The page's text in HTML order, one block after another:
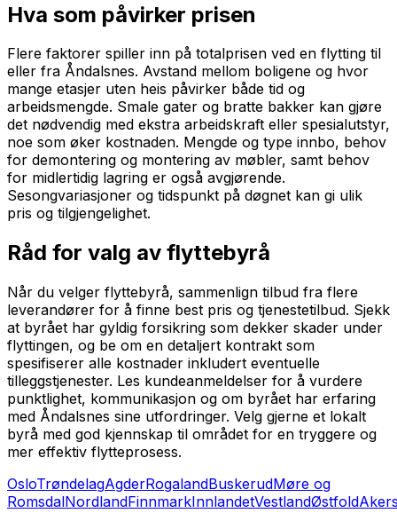
Hva som påvirker prisen
Flere faktorer spiller inn på totalprisen ved en flytting til
eller fra Åndalsnes. Avstand mellom boligene og hvor
mange etasjer uten heis påvirker både tid og
arbeidsmengde. Smale gater og bratte bakker kan gjøre
det nødvendig med ekstra arbeidskraft eller spesialutstyr,
noe som øker kostnaden. Mengde og type innbo, behov
for demontering og montering av møbler, samt behov
for midlertidig lagring er også avgjørende.
Sesongvariasjoner og tidspunkt på døgnet kan gi ulik
pris og tilgjengelighet.
Råd for valg av flyttebyrå
Når du velger flyttebyrå, sammenlign tilbud fra flere
leverandører for å finne best pris og tjenestetilbud. Sjekk
at byrået har gyldig forsikring som dekker skader under
flyttingen, og be om en detaljert kontrakt som
spesifiserer alle kostnader inkludert eventuelle
tilleggstjenester. Les kundeanmeldelser for å vurdere
punktlighet, kommunikasjon og om byrået har erfaring
med Åndalsnes sine utfordringer. Velg gjerne et lokalt
byrå med god kjennskap til området for en tryggere og
mer effektiv flytteprosess.
OsloTrøndelagAgderRogalandBuskerudMøre og
RomsdalNordlandFinnmarkInnlandetVestlandØstfold